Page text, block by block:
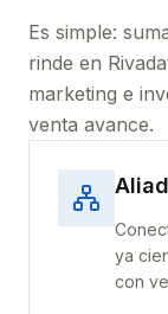
Es simple:
rinde en
marketing e
venta avance.
ya
con